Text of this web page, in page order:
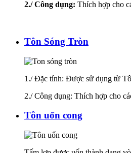
2./ Công dụng: Thích hợp cho
Tôn Sóng Tròn
1./ Đặc tính: Được sử dụng từ
2./ Công dụng: Thích hợp cho
Tôn uốn cong